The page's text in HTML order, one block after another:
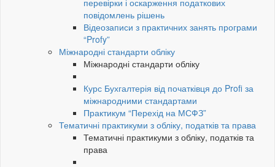
перевірки і оскарження податкових
повідомлень рішень
Відеозаписи з практичних занять програми
“Profy”
Міжнародні стандарти обліку
Міжнародні стандарти обліку
Курс Бухгалтерія від початківця до Profi за
міжнародними стандартами
Практикум “Перехід на МСФЗ”
Тематичні практикуми з обліку, податків та права
Тематичні практикуми з обліку, податків та
права